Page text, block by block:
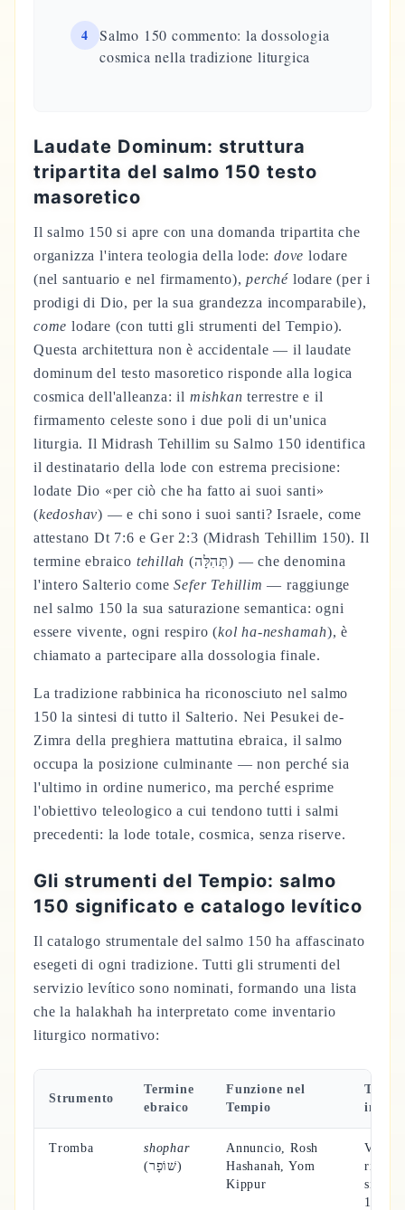
4
Salmo 150 commento: la dossologia
cosmica nella tradizione liturgica
Laudate Dominum: struttura
tripartita del salmo 150 testo
masoretico
Il salmo 150 si apre con una domanda tripartita che
organizza l'intera teologia della lode:dove lodare
(nel santuario e nel firmamento),perché lodare (per i
prodigi di Dio, per la sua grandezza incomparabile),
come lodare (con tutti gli strumenti del Tempio).
Questa architettura non è accidentale — il laudate
dominum del testo masoretico risponde alla logica
cosmica dell'alleanza: il mishkan terrestre e il
firmamento celeste sono i due poli di un'unica
liturgia. Il Midrash Tehillim su Salmo 150 identifica
il destinatario della lode con estrema precisione:
lodate Dio «per ciò che ha fatto ai suoi santi»
(kedoshav) — e chi sono i suoi santi? Israele, come
attestano Dt 7:6 e Ger 2:3 (Midrash Tehillim 150). Il
termine ebraico tehillah (תְּהִלָּה) — che denomina
l'intero Salterio comeSefer Tehillim — raggiunge
nel salmo 150 la sua saturazione semantica: ogni
essere vivente, ogni respiro (kol ha-neshamah), è
chiamato a partecipare alla dossologia finale.
La tradizione rabbinica ha riconosciuto nel salmo
150 la sintesi di tutto il Salterio. Nei Pesukei de-
Zimra della preghiera mattutina ebraica, il salmo
occupa la posizione culminante — non perché sia
l'ultimo in ordine numerico, ma perché esprime
l'obiettivo teleologico a cui tendono tutti i salmi
precedenti: la lode totale, cosmica, senza riserve.
Gli strumenti del Tempio: salmo
150 significato e catalogo levítico
Il catalogo strumentale del salmo 150 ha affascinato
esegeti di ogni tradizione. Tutti gli strumenti del
servizio levítico sono nominati, formando una lista
che la halakhah ha interpretato come inventario
liturgico normativo:
Strumento
Termine
ebraico
Funzione nel
Tempio
Tromba
shophar
(שׁוֹפָר)
Annuncio, Rosh
Hashanah, Yom
Kippur
Voce
19:16)